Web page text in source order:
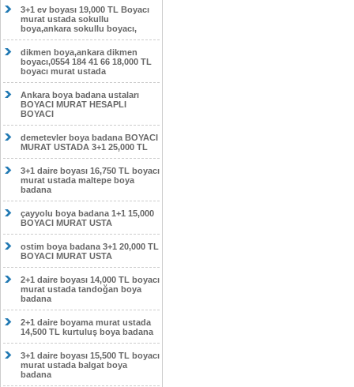
3+1 ev boyası 19,000 TL Boyacı
murat ustada sokullu
boya,ankara sokullu boyacı,
dikmen boya,ankara dikmen
boyacı,0554 184 41 66 18,000 TL
boyacı murat ustada
Ankara boya badana ustaları
BOYACI MURAT HESAPLI
BOYACI
demetevler boya badana BOYACI
MURAT USTADA 3+1 25,000 TL
3+1 daire boyası 16,750 TL boyacı
murat ustada maltepe boya
badana
çayyolu boya badana 1+1 15,000
BOYACI MURAT USTA
ostim boya badana 3+1 20,000 TL
BOYACI MURAT USTA
2+1 daire boyası 14,000 TL boyacı
murat ustada tandoğan boya
badana
2+1 daire boyama murat ustada
14,500 TL kurtuluş boya badana
3+1 daire boyası 15,500 TL boyacı
murat ustada balgat boya
badana